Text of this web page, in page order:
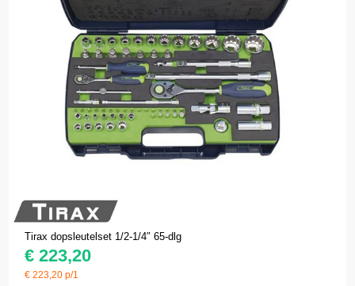
Tirax dopsleutelset 1/2-1/4″ 65-dlg
€ 223,20
€223,20 p/1